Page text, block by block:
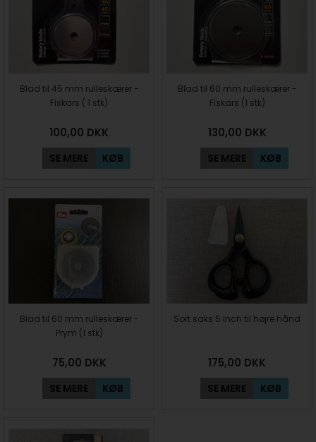
Blad til 45 mm rulleskærer -
Fiskars ( 1 stk)
100,00 DKK
SE MERE KØB
Blad til 60 mm rulleskærer -
Fiskars (1 stk)
130,00 DKK
SE MERE KØB
Blad til 60 mm rulleskærer -
Prym (1 stk)
75,00 DKK
SE MERE KØB
Sort saks 5 Inch til højre hånd
175,00 DKK
SE MERE KØB